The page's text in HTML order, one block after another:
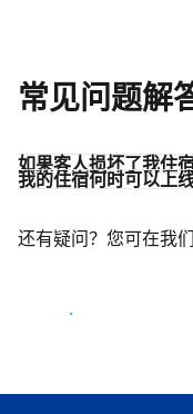
常见问题解
如果客人损坏了我住
我的住宿何时可以上
还有疑问？您可在我
开始迎客